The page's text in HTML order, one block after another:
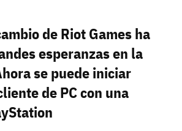
de Riot Games ha
esperanzas en la
se puede iniciar
de PC con una
sesión Recuperar contraseña
Entra con Google
de usuario
para la dirección de tu página de usuario.
bien porque no podrás cambiarlo. Mínimo 3
contraseña